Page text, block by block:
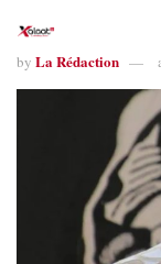
by La Rédaction